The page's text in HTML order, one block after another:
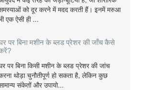
को दूर करने में मदद करती हैं। इनमें मरुआ
एक ऐसी ही ...
पर बिना मशीन के ब्लड प्रेशर की जाँच कैसे
पर बिना किसी मशीन के ब्लड प्रेशर की जांच
थोड़ा चुनौतीपूर्ण हो सकता है, लेकिन कुछ
संकेतों और उपायो...